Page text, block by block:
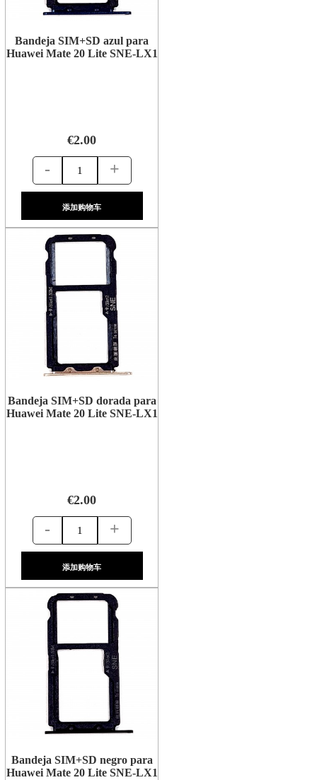
Bandeja SIM+SD azul para
Huawei Mate 20 Lite SNE-LX1
€2.00
- +
添加购物车
Bandeja SIM+SD dorada para
Huawei Mate 20 Lite SNE-LX1
€2.00
- +
添加购物车
Bandeja SIM+SD negro para
Huawei Mate 20 Lite SNE-LX1